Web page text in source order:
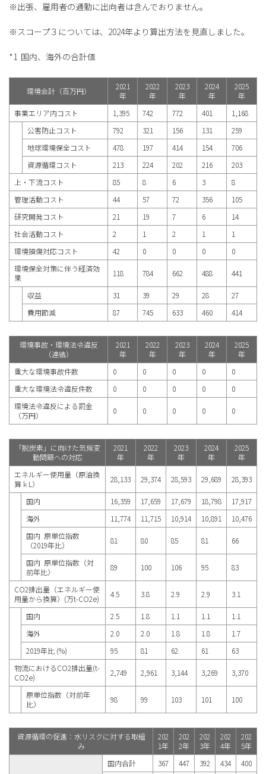
※出張、雇用者の通勤に出向者は含んでおりません。
※スコープ３については、2024年より算出方法を見直しました。
*1 国内、海外の合計値
環境会計（百万円）
2021
年
2022
年
2023
年
2024
年
2025
年
事業エリア内コスト
1,395 742 772 401
1,168
公害防止コスト
792 321 156 131
259
地球環境保全コスト
478 197 414 154
706
資源循環コスト
213 224 202 216
203
上・下流コスト
85 8 6 3
8
管理活動コスト
44 57 72 356
105
研究開発コスト
21 19 7 6
14
社会活動コスト
2 1 2 1
1
環境損傷対応コスト
42 0 0 0
0
環境保全対策に伴う経済効
果
118 784 662 488 441
収益 31 39 29 28
27
費用節減
87 745 633 460 414
環境事故・環境法令違反
（連結）
2021
年
2022
年
2023
年
2024
年
2025
年
重大な環境事故件数
0 0 0 0
0
重大な環境法令違反件数
0 0 0 0
0
環境法令違反による罰金
（万円）
0 0 0 0 0
「脱炭素」に向けた気候変
動問題への対応
2021
年
2022
年
2023
年
2024
年
2025
年
エネルギー使用量（原油換
算ｋL）
28,133 29,374 28,593 29,689 28,393
国内 16,359 17,659 17,679 18,798
17,917
海外
11,774 11,715 10,914 10,891
10,476
国内 原単位指数
（2019年比）
81 80 85 81 66
国内 原単位指数（対
前年比）
89 100 106 95 83
CO2排出量（エネルギー使
用量から換算）(万t-CO2e)
4.5 3.8 2.9 2.9 3.1
国内 2.5 1.8 1.1 1.1
1.1
海外
2.0 2.0 1.8 1.8
1.7
2019年比 (%)
95 81 62 61
63
物流におけるCO2排出量(t-
CO2e)
2,749 2,961 3,144 3,269 3,370
原単位指数（対前年
比）
98 99 103 101 100
資源循環の促進：水リスクに対する取組
み
202
1年
202
2年
202
3年
202
4年
202
5年
国内合計
367 447 392 434 400